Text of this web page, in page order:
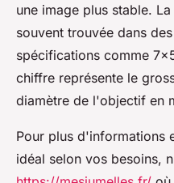
une image plus stable.
souvent trouvée dans
spécifications comme
chiffre représente le
diamètre de l'objectif en
Pour plus d'informations
idéal selon vos besoins,